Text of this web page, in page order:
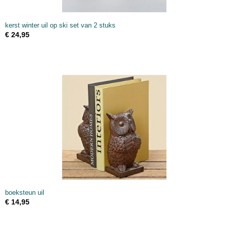
kerst winter uil op ski set van 2 stuks
€ 24,95
boeksteun uil
€ 14,95